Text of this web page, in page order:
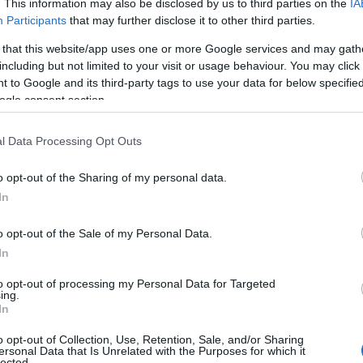
This information may also be disclosed by us to third parties on the
Participants that may further disclose it to other third parties.
that this website/app uses one or more Google services and may
but not limited to your visit or usage behaviour. You may
to Google and its third-party tags to use your data for below
consent section.
Data Processing Opt Outs
opt-out of the Sharing of my personal data.
opt-out of the Sale of my Personal Data.
opt-out of processing my Personal Data for Targeted
opt-out of Collection, Use, Retention, Sale, and/or Sharing
Data that Is Unrelated with the Purposes for which it
ORARI DI APERTURA NEGOZI
Supermercato PAM di Padova San
Carlo
Località: Padova
ORARI DI APERTURA NEGOZI
Centro Commerciale Piazza Grande